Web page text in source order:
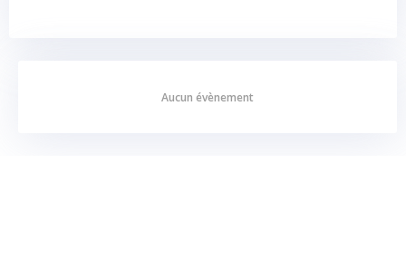
Aucun évènement